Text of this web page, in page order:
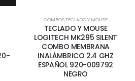
COMBOS TECLADO Y MOUSE
TECLADO Y MOUSE
LOGITECH MK295 SILENT
COMBO MEMBRANA
INALÁMBRICO 2.4 GHZ
ESPAÑOL 920-009792
NEGRO